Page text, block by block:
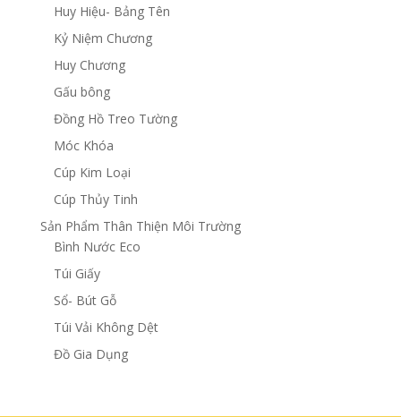
Huy Hiệu- Bảng Tên
Kỷ Niệm Chương
Huy Chương
Gấu bông
Đồng Hồ Treo Tường
Móc Khóa
Cúp Kim Loại
Cúp Thủy Tinh
Sản Phẩm Thân Thiện Môi Trường
Bình Nước Eco
Túi Giấy
Sổ- Bút Gỗ
Túi Vải Không Dệt
Đồ Gia Dụng